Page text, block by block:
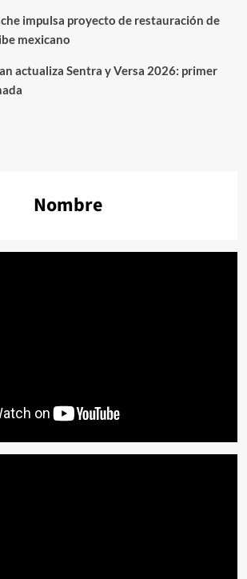
impulsa proyecto de restauración de
mexicano
actualiza Sentra y Versa 2026: primer
Nombre